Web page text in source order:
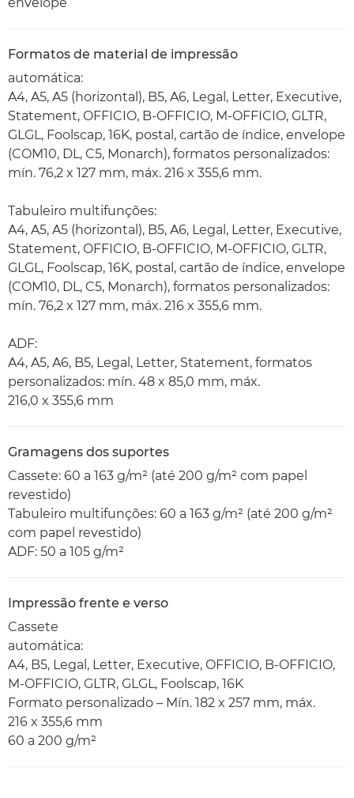
Formatos de material de impressão
automática:
A4, A5, A5 (horizontal), B5, A6, Legal, Letter, Executive,
Statement, OFFICIO, B-OFFICIO, M-OFFICIO, GLTR,
GLGL, Foolscap, 16K, postal, cartão de índice, envelope
(COM10, DL, C5, Monarch), formatos personalizados:
mín. 76,2 x 127 mm, máx. 216 x 355,6 mm.
Tabuleiro multifunções:
A4, A5, A5 (horizontal), B5, A6, Legal, Letter, Executive,
Statement, OFFICIO, B-OFFICIO, M-OFFICIO, GLTR,
GLGL, Foolscap, 16K, postal, cartão de índice, envelope
(COM10, DL, C5, Monarch), formatos personalizados:
mín. 76,2 x 127 mm, máx. 216 x 355,6 mm.
ADF:
A4, A5, A6, B5, Legal, Letter, Statement, formatos
personalizados: mín. 48 x 85,0 mm, máx.
216,0 x 355,6 mm
Gramagens dos suportes
Cassete: 60 a 163 g/m² (até 200 g/m² com papel
revestido)
Tabuleiro multifunções: 60 a 163 g/m² (até 200 g/m²
com papel revestido)
ADF: 50 a 105 g/m²
Impressão frente e verso
Cassete
automática:
A4, B5, Legal, Letter, Executive, OFFICIO, B-OFFICIO,
M-OFFICIO, GLTR, GLGL, Foolscap, 16K
Formato personalizado – Mín. 182 x 257 mm, máx.
216 x 355,6 mm
60 a 200 g/m²